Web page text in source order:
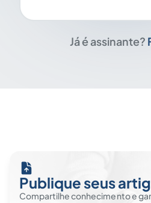
Já é assinante?
Publique seus
Compartilhe conhecimento e